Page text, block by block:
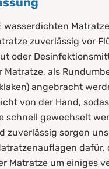
wasserdichten
zuverlässig vor
oder
als
angebracht
von der Hand,
schnell gewechselt
zuverlässig sorgen
dafür,
Matratze um einiges